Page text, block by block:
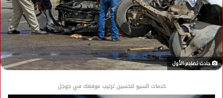
حادث تصادم-الأول
خدمات السيو لتحسين ترتيب موقعك في جوجل